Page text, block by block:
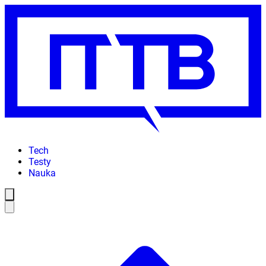
Tech
Testy
Nauka